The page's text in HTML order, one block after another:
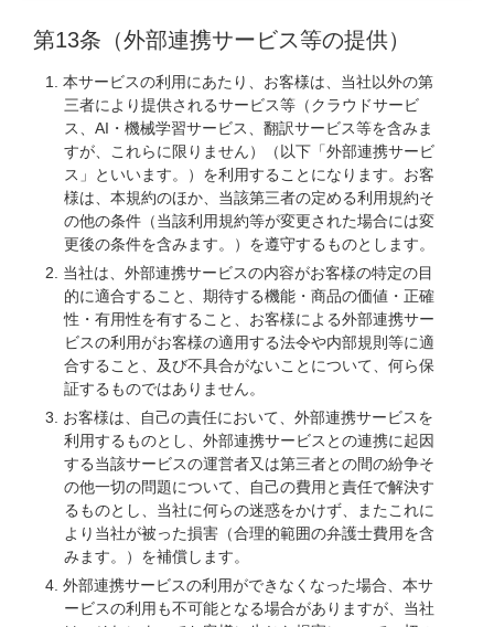
第13条（外部連携サービス等の提供）
本サービスの利用にあたり、お客様は、当社以外の第
三者により提供されるサービス等（クラウドサービ
ス、AI・機械学習サービス、翻訳サービス等を含みま
すが、これらに限りません）（以下「外部連携サービ
ス」といいます。）を利用することになります。お客
様は、本規約のほか、当該第三者の定める利用規約そ
の他の条件（当該利用規約等が変更された場合には変
更後の条件を含みます。）を遵守するものとします。
当社は、外部連携サービスの内容がお客様の特定の目
的に適合すること、期待する機能・商品の価値・正確
性・有用性を有すること、お客様による外部連携サー
ビスの利用がお客様の適用する法令や内部規則等に適
合すること、及び不具合がないことについて、何ら保
証するものではありません。
お客様は、自己の責任において、外部連携サービスを
利用するものとし、外部連携サービスとの連携に起因
する当該サービスの運営者又は第三者との間の紛争そ
の他一切の問題について、自己の費用と責任で解決す
るものとし、当社に何らの迷惑をかけず、またこれに
より当社が被った損害（合理的範囲の弁護士費用を含
みます。）を補償します。
外部連携サービスの利用ができなくなった場合、本サ
ービスの利用も不可能となる場合がありますが、当社